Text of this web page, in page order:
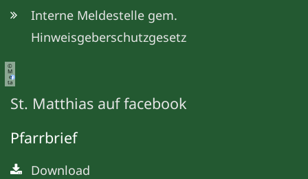
Interne Meldestelle gem.
Hinweisgeberschutzgesetz
©
M
e
ta
St. Matthias auf facebook
Pfarrbrief
Download